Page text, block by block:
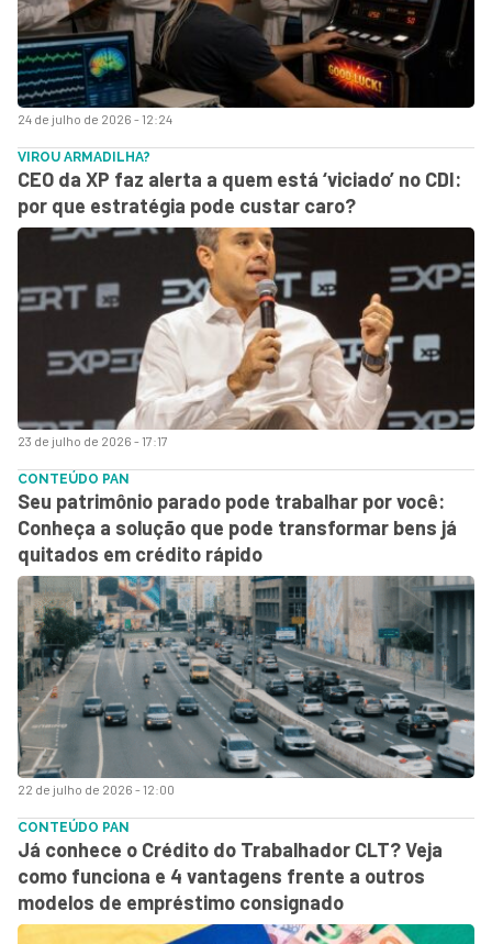
24 de julho de 2026 - 12:24
23 de julho de 2026 - 17:17
VIROU ARMADILHA?
CEO da XP faz alerta a quem está ‘viciado’ no CDI:
por que estratégia pode custar caro?
22 de julho de 2026 - 12:00
CONTEÚDO PAN
Seu patrimônio parado pode trabalhar por você:
Conheça a solução que pode transformar bens já
quitados em crédito rápido
CONTEÚDO PAN
Já conhece o Crédito do Trabalhador CLT? Veja
como funciona e 4 vantagens frente a outros
modelos de empréstimo consignado